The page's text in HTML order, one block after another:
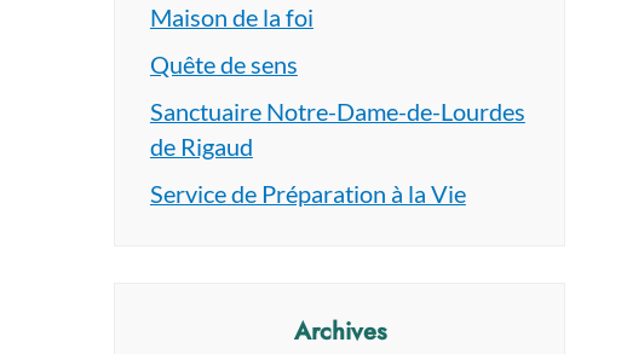
Maison de la foi
Quête de sens
Sanctuaire Notre-Dame-de-Lourdes
de Rigaud
Service de Préparation à la Vie
Archives